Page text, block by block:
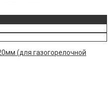
(для газогорелочной